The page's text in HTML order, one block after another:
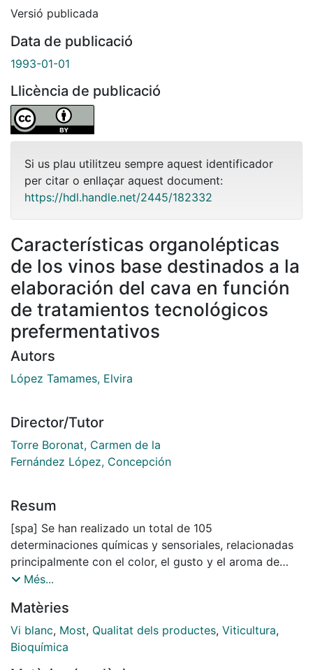
Versió publicada
Data de publicació
1993-01-01
Llicència de publicació
Si us plau utilitzeu sempre aquest identificador
per citar o enllaçar aquest document:
https://hdl.handle.net/2445/182332
Características organolépticas
de los vinos base destinados a la
elaboración del cava en función
de tratamientos tecnológicos
prefermentativos
Autors
López Tamames, Elvira
Director/Tutor
Torre Boronat, Carmen de la
Fernández López, Concepción
Resum
[spa] Se han realizado un total de 105
determinaciones químicas y sensoriales, relacionadas
principalmente con el color, el gusto y el aroma de
mostos y vinos blancos del Penedés y destinados a la
analizadas corresponden a un ensayo a escala piloto
(vendimia de 1988), a cuatro vinificaciones realizadas
a escala industrial (vendimias de 1990 y 1991) y a 28
Més...
Matèries
Vi blanc, Most, Qualitat dels productes, Viticultura,
Bioquímica